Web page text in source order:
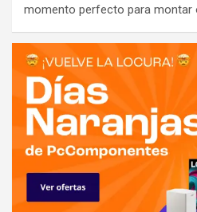
momento perfecto para montar